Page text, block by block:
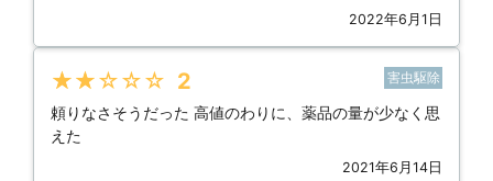
2022年6月1日
★★★★★ 2 害虫駆除
頼りなさそうだった 高値のわりに、薬品の量が少なく思
えた
2021年6月14日